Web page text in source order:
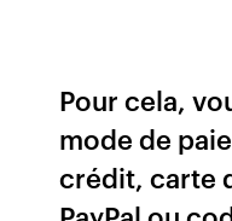
Pour cela,
mode de
crédit, carte